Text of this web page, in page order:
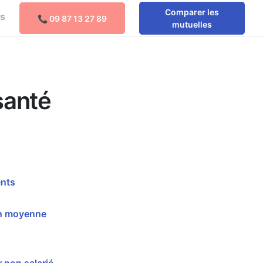
📞 09 87 13 27 89
Comparer les
mutuelles
Comparer les mutuelles
moyenne